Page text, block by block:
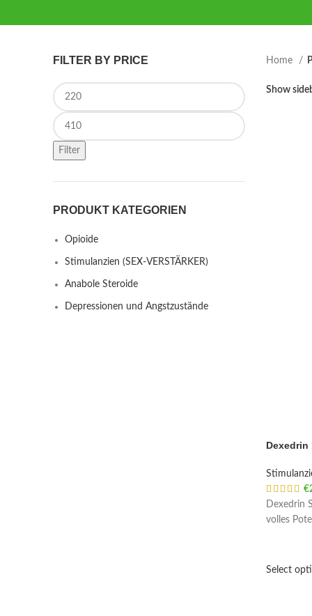
FILTER BY PRICE
Min price
Max price
Filter
PRODUKT KATEGORIEN
Opioide
Stimulanzien (SEX-VERSTÄRKER)
Anabole Steroide
Depressionen und Angstzustände
Home
Show
Dexedrin
€
Dexedrin
volles
Select